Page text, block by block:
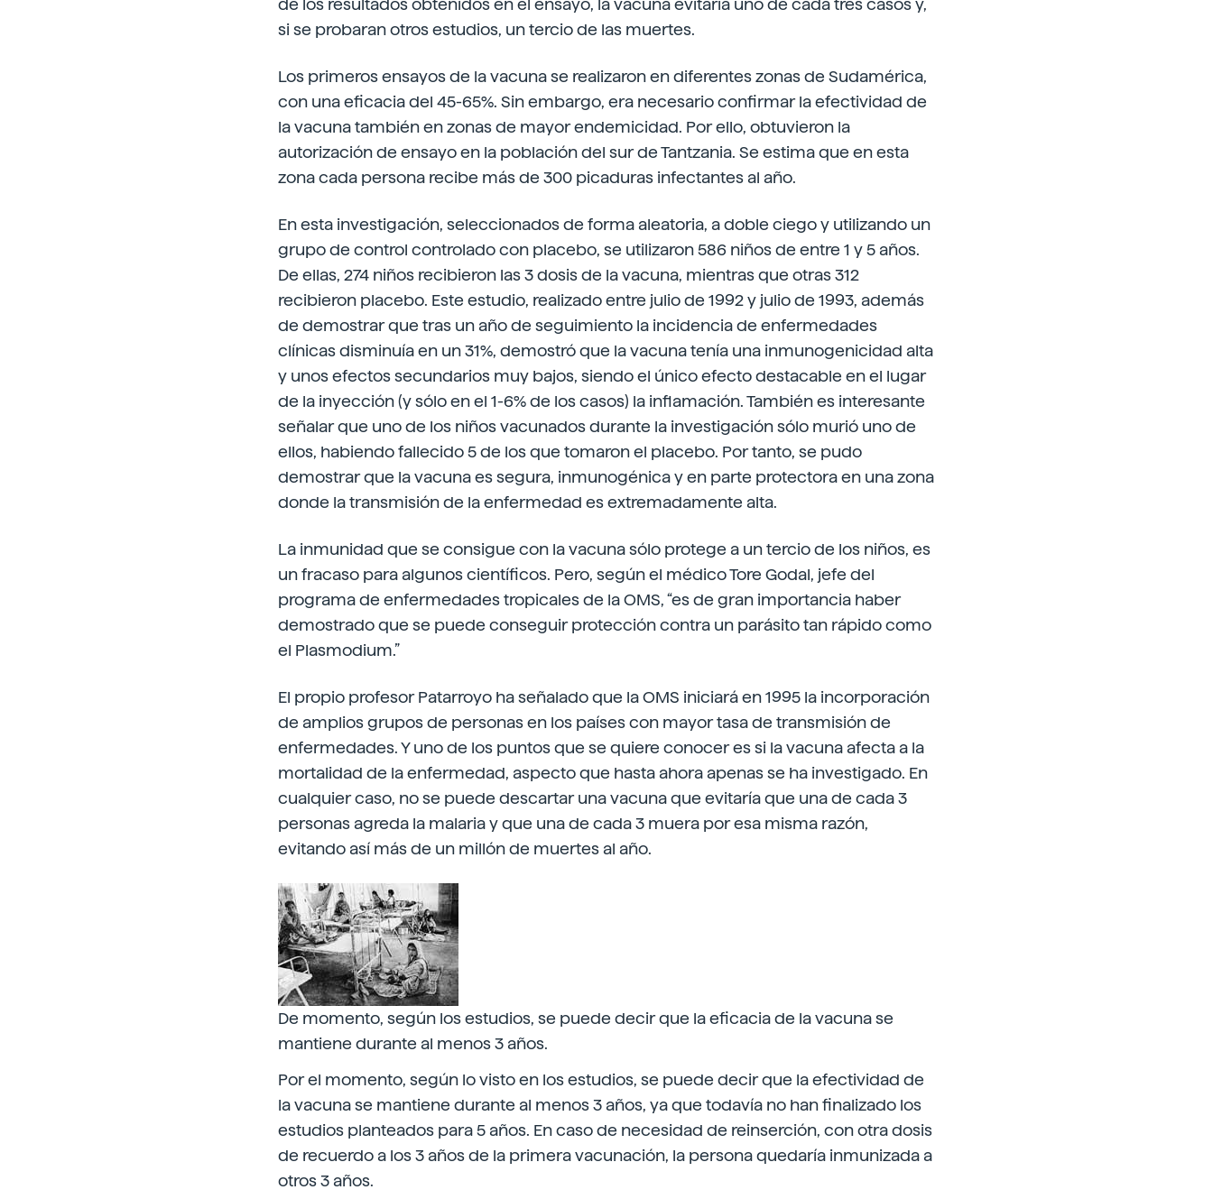
de los resultados obtenidos en el ensayo, la vacuna evitaría uno de cada tres casos y,
si se probaran otros estudios, un tercio de las muertes.
Los primeros ensayos de la vacuna se realizaron en diferentes zonas de Sudamérica,
con una eficacia del 45-65%. Sin embargo, era necesario confirmar la efectividad de
la vacuna también en zonas de mayor endemicidad. Por ello, obtuvieron la
autorización de ensayo en la población del sur de Tantzania. Se estima que en esta
zona cada persona recibe más de 300 picaduras infectantes al año.
En esta investigación, seleccionados de forma aleatoria, a doble ciego y utilizando un
grupo de control controlado con placebo, se utilizaron 586 niños de entre 1 y 5 años.
De ellas, 274 niños recibieron las 3 dosis de la vacuna, mientras que otras 312
recibieron placebo. Este estudio, realizado entre julio de 1992 y julio de 1993, además
de demostrar que tras un año de seguimiento la incidencia de enfermedades
clínicas disminuía en un 31%, demostró que la vacuna tenía una inmunogenicidad alta
y unos efectos secundarios muy bajos, siendo el único efecto destacable en el lugar
de la inyección (y sólo en el 1-6% de los casos) la inflamación. También es interesante
señalar que uno de los niños vacunados durante la investigación sólo murió uno de
ellos, habiendo fallecido 5 de los que tomaron el placebo. Por tanto, se pudo
demostrar que la vacuna es segura, inmunogénica y en parte protectora en una zona
donde la transmisión de la enfermedad es extremadamente alta.
La inmunidad que se consigue con la vacuna sólo protege a un tercio de los niños, es
un fracaso para algunos científicos. Pero, según el médico Tore Godal, jefe del
programa de enfermedades tropicales de la OMS, “es de gran importancia haber
demostrado que se puede conseguir protección contra un parásito tan rápido como
el Plasmodium.”
El propio profesor Patarroyo ha señalado que la OMS iniciará en 1995 la incorporación
de amplios grupos de personas en los países con mayor tasa de transmisión de
enfermedades. Y uno de los puntos que se quiere conocer es si la vacuna afecta a la
mortalidad de la enfermedad, aspecto que hasta ahora apenas se ha investigado. En
cualquier caso, no se puede descartar una vacuna que evitaría que una de cada 3
personas agreda la malaria y que una de cada 3 muera por esa misma razón,
evitando así más de un millón de muertes al año.
De momento, según los estudios, se puede decir que la eficacia de la vacuna se
mantiene durante al menos 3 años.
Por el momento, según lo visto en los estudios, se puede decir que la efectividad de
la vacuna se mantiene durante al menos 3 años, ya que todavía no han finalizado los
estudios planteados para 5 años. En caso de necesidad de reinserción, con otra dosis
de recuerdo a los 3 años de la primera vacunación, la persona quedaría inmunizada a
otros 3 años.